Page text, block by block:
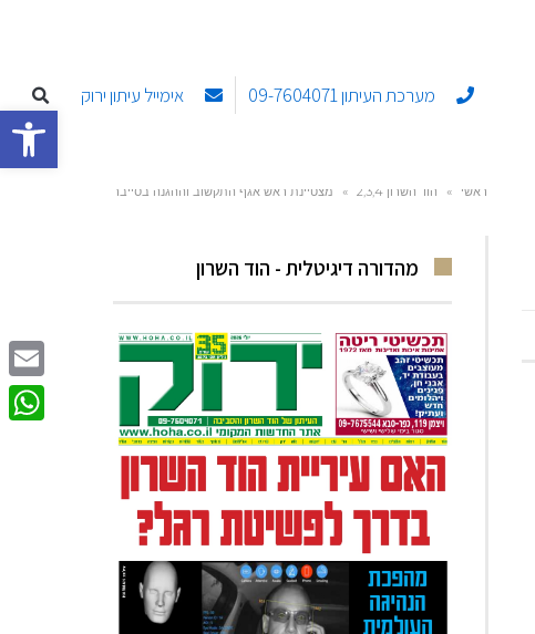
פתח מערכת העיתון 09-7604071 אימייל עיתון ירוק
ראשי » הוד השרון 2,3,4 » מצטיינת ראש אגף התקשוב וההגנה בסייבר
מהדורה דיגיטלית - הוד השרון